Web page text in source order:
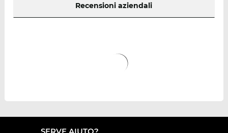
Recensioni aziendali